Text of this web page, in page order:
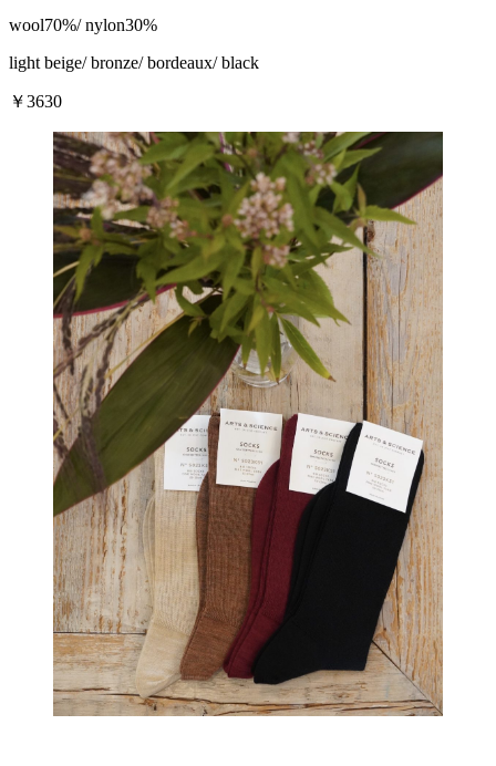
wool70%/ nylon30%
light beige/ bronze/ bordeaux/ black
￥3630